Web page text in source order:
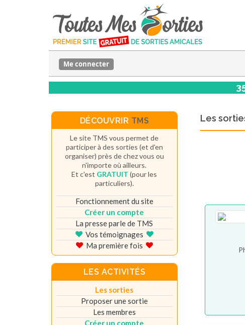
Me connecter
Les
DÉCOUVRIR TMS
Le site TMS vous permet de
participer à des sorties (et d'en
organiser) près de chez vous ou
n'importe où ailleurs.
Et c'est GRATUIT (pour les
particuliers).
Fonctionnement du site
Créer un compte
La presse parle de TMS
Vos témoignages
Ma première fois
LES ACTIVITÉS
Les sorties
Proposer une sortie
Les membres
Créer un compte